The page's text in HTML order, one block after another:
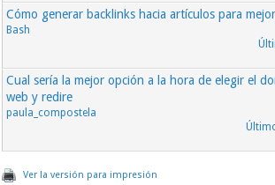
Cómo generar backlinks hacia artículos para
Bash
Cual sería la mejor opción a la hora de elegir el
web y redire
paula_compostela
Ver la versión para impresión